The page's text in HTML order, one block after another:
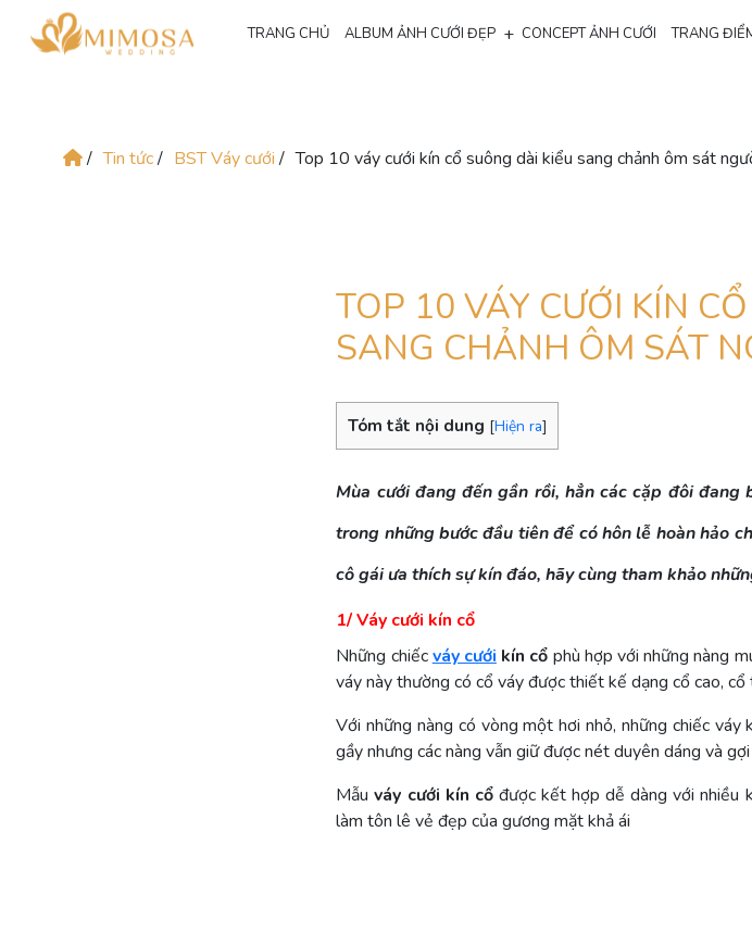
TRANG CHỦ ALBUM ẢNH CƯỚI ĐẸP + CONCEPT ẢNH CƯỚI TRANG
/ Tin tức/ BST Váy cưới/ Top 10 váy cưới kín cổ suông dài kiểu sang chảnh ôm sát
TOP 10 VÁY CƯỚI KÍN
SANG CHẢNH ÔM SÁT
Tóm tắt nội dung [Hiện ra]
Mùa cưới đang đến gần rồi, hẳn các cặp đôi
trong những bước đầu tiên để có hôn lễ hoàn hảo
cô gái ưa thích sự kín đáo, hãy cùng tham khảo
1/ Váy cưới kín cổ
Những chiếcváy cưới kín cổ phù hợp với những nàng
váy này thường có cổ váy được thiết kế dạng cổ cao, cổ
Với những nàng có vòng một hơi nhỏ, những chiếc
gầy nhưng các nàng vẫn giữ được nét duyên dáng và
Mẫuváy cưới kín cổđược kết hợp dễ dàng với nhiều
làm tôn lê vẻ đẹp của gương mặt khả ái